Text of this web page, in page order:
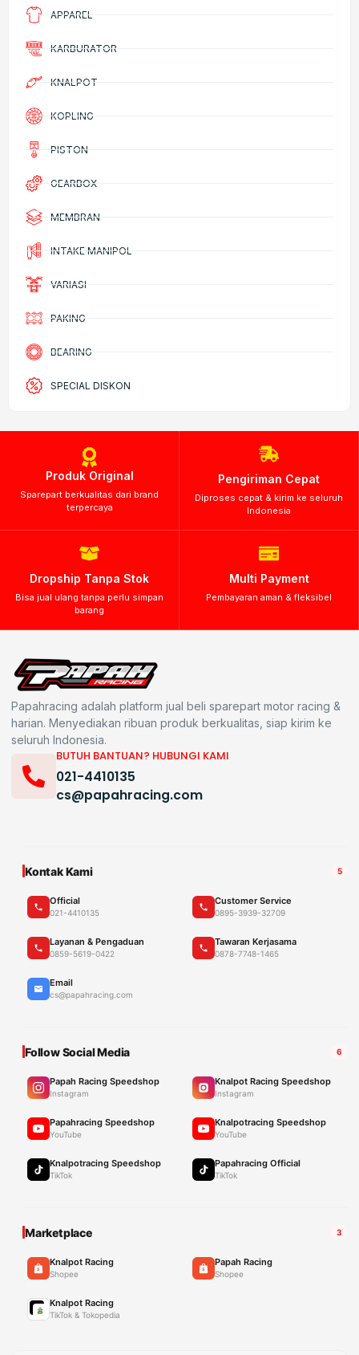
APPAREL
KARBURATOR
KNALPOT
KOPLING
PISTON
GEARBOX
MEMBRAN
INTAKE MANIPOL
VARIASI
PAKING
BEARING
SPECIAL DISKON
Produk Original
Sparepart berkualitas dari brand
terpercaya
Pengiriman Cepat
Diproses cepat & kirim ke seluruh
Indonesia
Dropship Tanpa Stok
Bisa jual ulang tanpa perlu simpan
barang
Multi Payment
Pembayaran aman & fleksibel
Papahracing adalah platform jual beli sparepart motor racing &
harian. Menyediakan ribuan produk berkualitas, siap kirim ke
seluruh Indonesia.
BUTUH BANTUAN? HUBUNGI KAMI
021-4410135
cs@papahracing.com
Kontak Kami 5
Official
021-4410135
Customer Service
0895-3939-32709
Layanan & Pengaduan
0859-5619-0422
Tawaran Kerjasama
0878-7748-1465
Email
cs@papahracing.com
Follow Social Media 6
Papah Racing Speedshop
Instagram
Knalpot Racing Speedshop
Instagram
Papahracing Speedshop
YouTube
Knalpotracing Speedshop
YouTube
Knalpotracing Speedshop
TikTok
Papahracing Official
TikTok
Marketplace 3
Knalpot Racing
Shopee
Papah Racing
Shopee
Knalpot Racing
TikTok & Tokopedia